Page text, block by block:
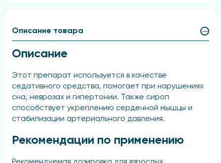
Описание товара
Описание
Этот препарат используется в качестве
седативного средства, помогает при нарушениях
сна, неврозах и гипертонии. Также сироп
способствует укреплению сердечной мышцы и
стабилизации артериального давления.
Рекомендации по применению